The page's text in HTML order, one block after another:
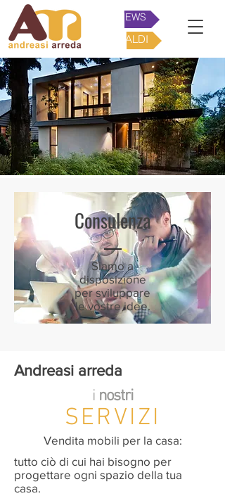
SALDI
NEWS
Consulenza
Siamo a
disposizione
per sviluppare
le vostre idee.
Andreasi arreda
i nostri
SERVIZI
Vendita mobili per la casa:
tutto ciò di cui hai bisogno per
progettare ogni spazio della tua
casa.